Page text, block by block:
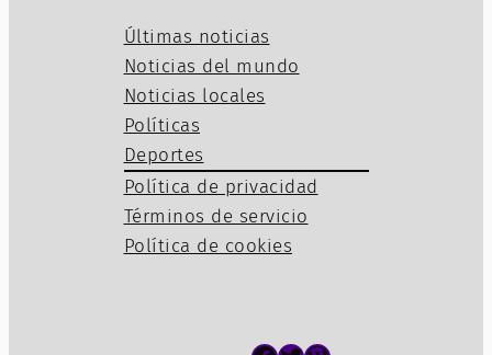
Últimas noticias
Noticias del mundo
Noticias locales
Políticas
Deportes
Política de privacidad
Términos de servicio
Política de cookies